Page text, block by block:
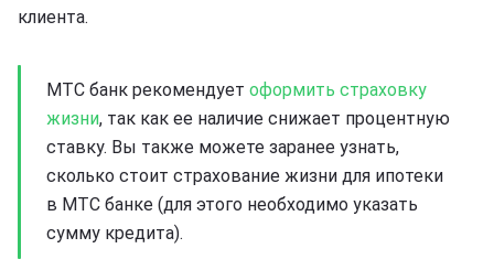
клиента.
МТС банк рекомендует оформить страховку
жизни, так как ее наличие снижает процентную
ставку. Вы также можете заранее узнать,
сколько стоит страхование жизни для ипотеки
в МТС банке (для этого необходимо указать
сумму кредита).